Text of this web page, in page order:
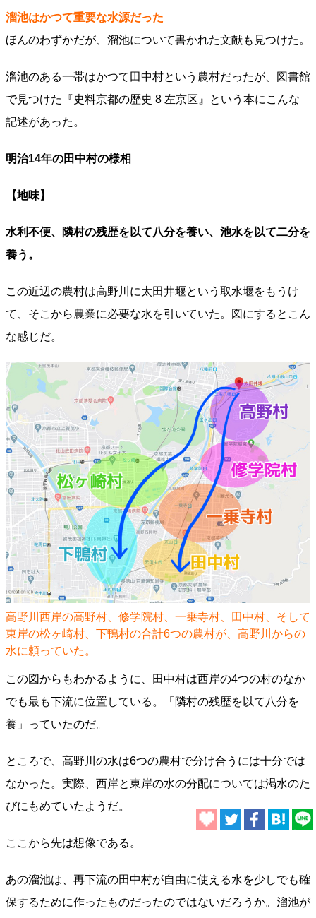
溜池はかつて重要な水源だった
ほんのわずかだが、溜池について書かれた文献も見つけた。
溜池のある一帯はかつて田中村という農村だったが、図書館
で見つけた『史料京都の歴史 8 左京区』という本にこんな
記述があった。
明治14年の田中村の様相
【地味】
水利不便、隣村の残歴を以て八分を養い、池水を以て二分を
養う。
この近辺の農村は高野川に太田井堰という取水堰をもうけ
て、そこから農業に必要な水を引いていた。図にするとこん
な感じだ。
高野川西岸の高野村、修学院村、一乗寺村、田中村、そして
東岸の松ヶ崎村、下鴨村の合計6つの農村が、高野川からの
水に頼っていた。
この図からもわかるように、田中村は西岸の4つの村のなか
でも最も下流に位置している。「隣村の残歴を以て八分を
養」っていたのだ。
ところで、高野川の水は6つの農村で分け合うには十分では
なかった。実際、西岸と東岸の水の分配については渇水のた
びにもめていたようだ。
ここから先は想像である。
あの溜池は、再下流の田中村が自由に使える水を少しでも確
保するために作ったものだったのではないだろうか。溜池が